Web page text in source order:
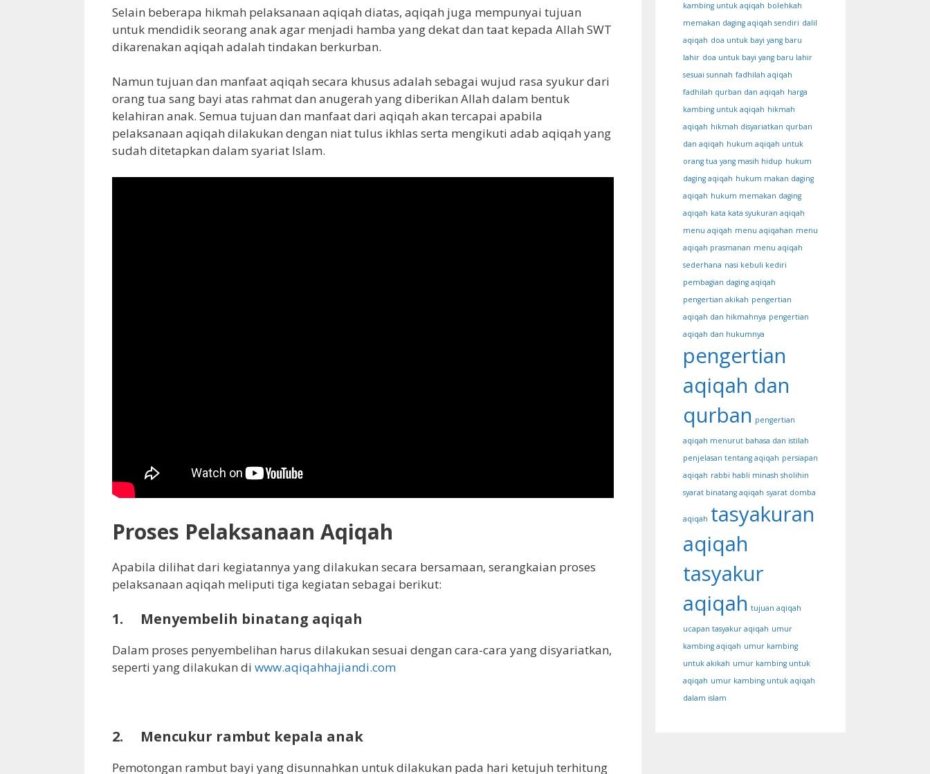
Selain beberapa hikmah pelaksanaan aqiqah diatas, aqiqah juga mempunyai tujuan
untuk mendidik seorang anak agar menjadi hamba yang dekat dan taat kepada Allah SWT
dikarenakan aqiqah adalah tindakan berkurban.
Namun tujuan dan manfaat aqiqah secara khusus adalah sebagai wujud rasa syukur dari
orang tua sang bayi atas rahmat dan anugerah yang diberikan Allah dalam bentuk
kelahiran anak. Semua tujuan dan manfaat dari aqiqah akan tercapai apabila
pelaksanaan aqiqah dilakukan dengan niat tulus ikhlas serta mengikuti adab aqiqah yang
sudah ditetapkan dalam syariat Islam.
Proses Pelaksanaan Aqiqah
Apabila dilihat dari kegiatannya yang dilakukan secara bersamaan, serangkaian proses
pelaksanaan aqiqah meliputi tiga kegiatan sebagai berikut:
1. Menyembelih binatang aqiqah
Dalam proses penyembelihan harus dilakukan sesuai dengan cara-cara yang disyariatkan,
seperti yang dilakukan di www.aqiqahhajiandi.com
2. Mencukur rambut kepala anak
Pemotongan rambut bayi yang disunnahkan untuk dilakukan pada hari ketujuh terhitung
kambing untuk aqiqah bolehkah
memakan daging aqiqah sendiri dalil
aqiqah doa untuk bayi yang baru
lahir doa untuk bayi yang baru lahir
sesuai sunnah fadhilah aqiqah
fadhilah qurban dan aqiqah harga
kambing untuk aqiqah hikmah
aqiqah hikmah disyariatkan qurban
dan aqiqah hukum aqiqah untuk
orang tua yang masih hidup hukum
daging aqiqah hukum makan daging
aqiqah hukum memakan daging
aqiqah kata kata syukuran aqiqah
menu aqiqah menu aqiqahan menu
aqiqah prasmanan menu aqiqah
sederhana nasi kebuli kediri
pembagian daging aqiqah
pengertian akikah pengertian
aqiqah dan hikmahnya pengertian
aqiqah dan hukumnya
pengertian
aqiqah dan
qurban pengertian
aqiqah menurut bahasa dan istilah
penjelasan tentang aqiqah persiapan
aqiqah rabbi habli minash sholihin
syarat binatang aqiqah syarat domba
aqiqah tasyakuran
aqiqah
tasyakur
aqiqah tujuan aqiqah
ucapan tasyakur aqiqah umur
kambing aqiqah umur kambing
untuk akikah umur kambing untuk
aqiqah umur kambing untuk aqiqah
dalam islam